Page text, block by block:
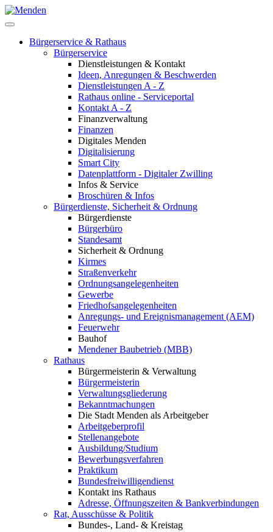
Bürgerservice & Rathaus
Bürgerservice
Dienstleistungen & Kontakt
Ideen, Anregungen & Beschwerden
Dienstleistungen A - Z
Rathaus online - Serviceportal
Kontakt A - Z
Finanzverwaltung
Finanzen
Digitales Menden
Digitalisierung
Smart City
Datenplattform - Digitaler Zwilling
Infos & Service
Broschüren & Infos
Bürgerdienste, Sicherheit & Ordnung
Bürgerdienste
Bürgerbüro
Standesamt
Sicherheit & Ordnung
Kirmes
Straßenverkehr
Ordnungsangelegenheiten
Gewerbe
Friedhofsangelegenheiten
Anregungs- und Ereignismanagement (AEM)
Feuerwehr
Bauhof
Mendener Baubetrieb (MBB)
Rathaus
Bürgermeisterin & Verwaltung
Bürgermeisterin
Verwaltungsgliederung
Bekanntmachungen
Die Stadt Menden als Arbeitgeber
Arbeitgeberprofil
Stellenangebote
Ausbildung/Studium
Bewerbungsverfahren
Praktikum
Bundesfreiwilligendienst
Kontakt ins Rathaus
Adresse, Öffnungszeiten & Bankverbindungen
Rat, Ausschüsse & Politik
Bundes-, Land- & Kreistag